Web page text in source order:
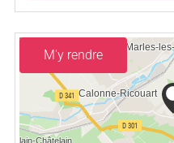
M'y rendre